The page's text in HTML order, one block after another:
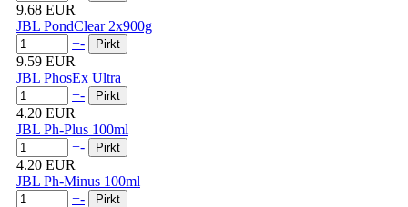
9.68 EUR
JBL PondClear 2x900g
+-
9.59 EUR
JBL PhosEx Ultra
+-
4.20 EUR
JBL Ph-Plus 100ml
+-
4.20 EUR
JBL Ph-Minus 100ml
+-